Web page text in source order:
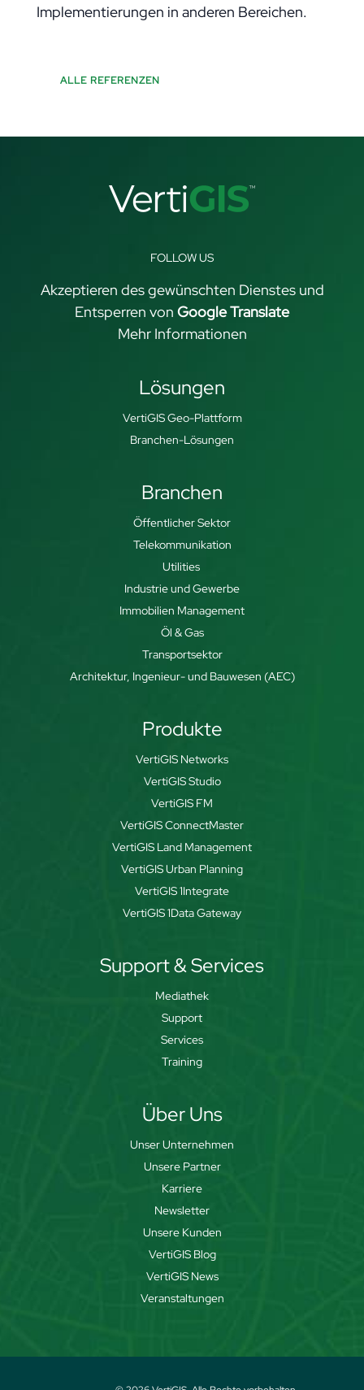
Implementierungen in anderen Bereichen.
ALLE REFERENZEN
FOLLOW US
Akzeptieren des gewünschten Dienstes und
Entsperren von Google Translate
Mehr Informationen
Lösungen
VertiGIS Geo-Plattform
Branchen-Lösungen
Branchen
Öffentlicher Sektor
Telekommunikation
Utilities
Industrie und Gewerbe
Immobilien Management
Öl & Gas
Transportsektor
Architektur, Ingenieur- und Bauwesen (AEC)
Produkte
VertiGIS Networks
VertiGIS Studio
VertiGIS FM
VertiGIS ConnectMaster
VertiGIS Land Management
VertiGIS Urban Planning
VertiGIS 1Integrate
VertiGIS 1Data Gateway
Support & Services
Mediathek
Support
Services
Training
Über Uns
Unser Unternehmen
Unsere Partner
Karriere
Newsletter
Unsere Kunden
VertiGIS Blog
VertiGIS News
Veranstaltungen